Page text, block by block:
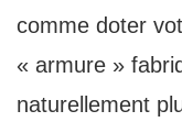
comme doter
« armure »
naturellement